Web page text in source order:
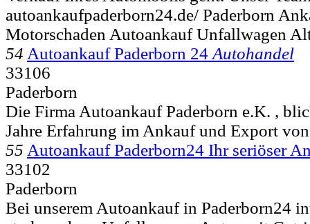
autoankaufpaderborn24.de/ Paderborn
Motorschaden Autoankauf Unfallwagen
54 Autoankauf Paderborn 24 Autohandel
33106
Paderborn
Die Firma Autoankauf Paderborn e.K. ,
Jahre Erfahrung im Ankauf und Export
55 Autoankauf Paderborn24 Ihr seriöser
33102
Paderborn
Bei unserem Autoankauf in Paderborn24